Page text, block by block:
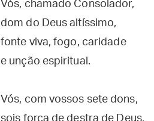
Vós, chamado Consolador,
dom do Deus altíssimo,
fonte viva, fogo, caridade
e unção espiritual.
Vós, com vossos sete dons,
sois força de destra de Deus,